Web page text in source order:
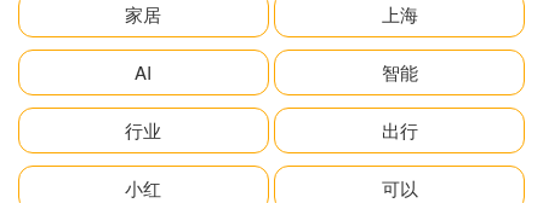
家居 上海
AI 智能
行业 出行
小红 可以